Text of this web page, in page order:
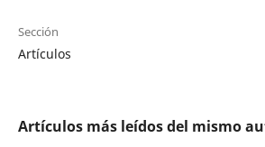
Sección
Artículos
Artículos más leídos del mismo